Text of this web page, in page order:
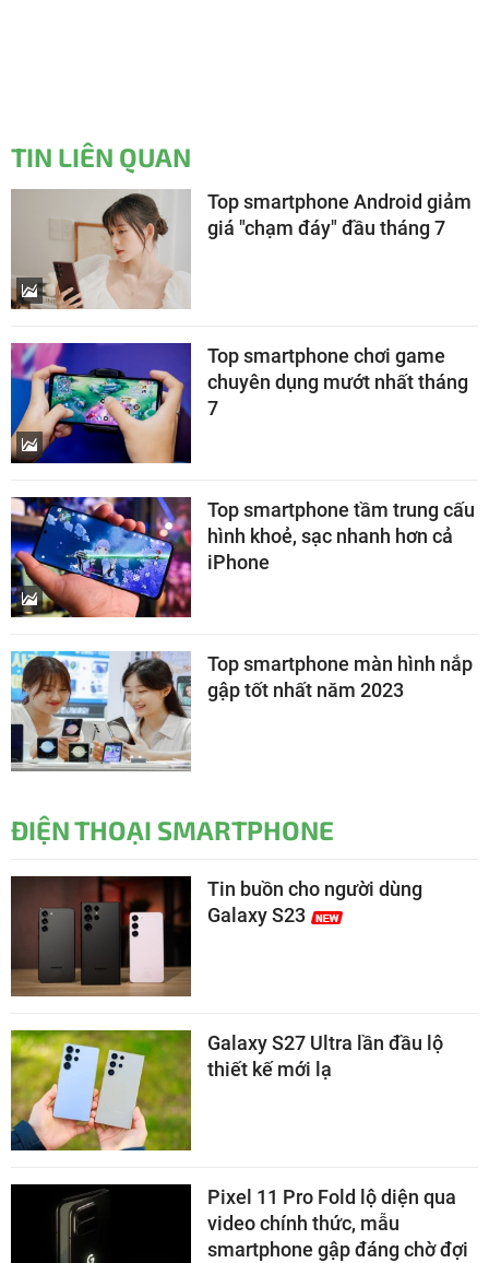
TIN LIÊN QUAN
Top smartphone Android giảm
giá "chạm đáy" đầu tháng 7
Top smartphone chơi game
chuyên dụng mướt nhất tháng
7
Top smartphone tầm trung cấu
hình khoẻ, sạc nhanh hơn cả
iPhone
Top smartphone màn hình nắp
gập tốt nhất năm 2023
ĐIỆN THOẠI SMARTPHONE
Tin buồn cho người dùng
Galaxy S23
Galaxy S27 Ultra lần đầu lộ
thiết kế mới lạ
Pixel 11 Pro Fold lộ diện qua
video chính thức, mẫu
smartphone gập đáng chờ đợi